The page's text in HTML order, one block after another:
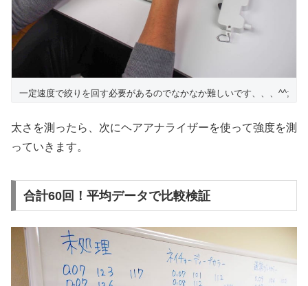
一定速度で絞りを回す必要があるのでなかなか難しいです、、、^^;
太さを測ったら、次にヘアアナライザーを使って強度を測
っていきます。
合計60回！平均データで比較検証